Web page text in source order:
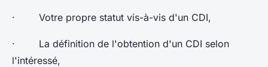
· Votre propre statut vis-à-vis d'un CDI,
· La définition de l'obtention d'un CDI selon
l'intéressé,